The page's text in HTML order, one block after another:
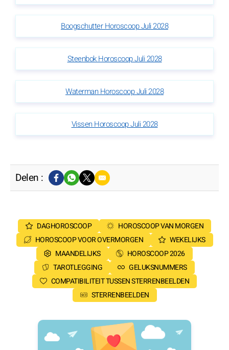
Boogschutter Horoscoop Juli 2028
Steenbok Horoscoop Juli 2028
Waterman Horoscoop Juli 2028
Vissen Horoscoop Juli 2028
Delen :
DAGHOROSCOOP
HOROSCOOP VAN MORGEN
HOROSCOOP VOOR OVERMORGEN
WEKELIJKS
MAANDELIJKS
HOROSCOOP 2026
TAROTLEGGING
GELUKSNUMMERS
COMPATIBILITEIT TUSSEN STERRENBEELDEN
STERRENBEELDEN